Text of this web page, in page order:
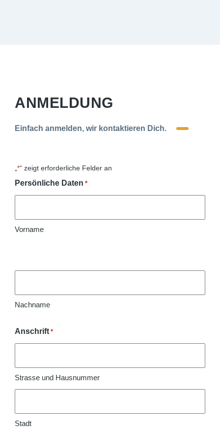
ANMELDUNG
Einfach anmelden, wir kontaktieren Dich.
*“ zeigt erforderliche Felder an
Persönliche Daten *
Vorname
Nachname
Anschrift *
Strasse und Hausnummer
Stadt